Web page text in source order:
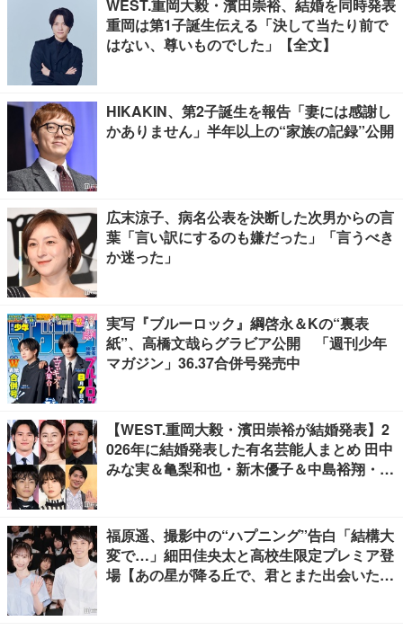
WEST.重岡大毅・濱田崇裕、結婚を同時発表
重岡は第1子誕生伝える「決して当たり前で
はない、尊いものでした」【全文】
HIKAKIN、第2子誕生を報告「妻には感謝し
かありません」半年以上の“家族の記録”公開
広末涼子、病名公表を決断した次男からの言
葉「言い訳にするのも嫌だった」「言うべき
か迷った」
実写『ブルーロック』綱啓永＆Kの“裏表
紙”、高橋文哉らグラビア公開 「週刊少年
マガジン」36.37合併号発売中
【WEST.重岡大毅・濱田崇裕が結婚発表】2
026年に結婚発表した有名芸能人まとめ 田中
みな実＆亀梨和也・新木優子＆中島裕翔・川
福原遥、撮影中の“ハプニング”告白「結構大
変で…」細田佳央太と高校生限定プレミア登
場【あの星が降る丘で、君とまた出会いた